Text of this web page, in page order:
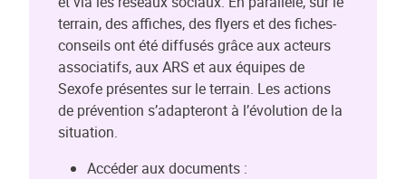
terrain, des affiches, des flyers et des fiches-
conseils ont été diffusés grâce aux acteurs
associatifs, aux ARS et aux équipes de
Sexofe présentes sur le terrain. Les actions
de prévention s’adapteront à l’évolution de la
situation.
Accéder aux documents :